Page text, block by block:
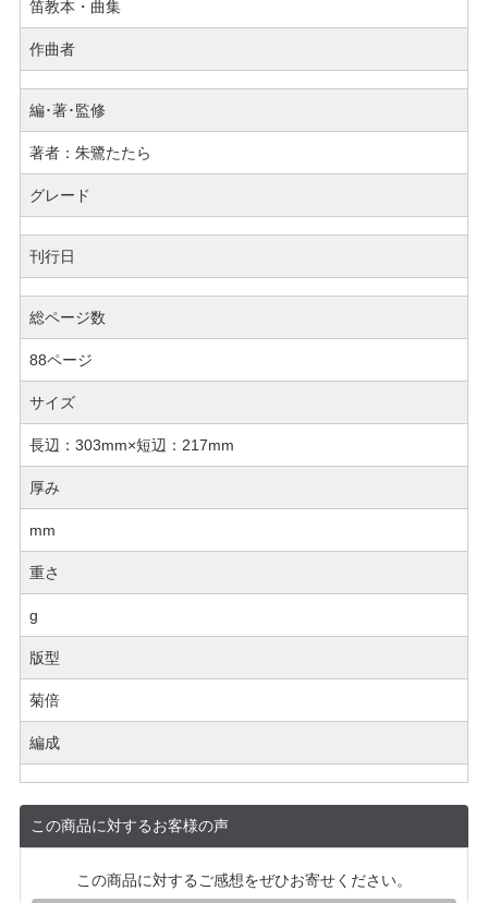
笛教本・曲集
作曲者
編･著･監修
著者：朱鷺たたら
グレード
刊行日
総ページ数
88ページ
サイズ
長辺：303mm×短辺：217mm
厚み
mm
重さ
g
版型
菊倍
編成
この商品に対するお客様の声
この商品に対するご感想をぜひお寄せください。